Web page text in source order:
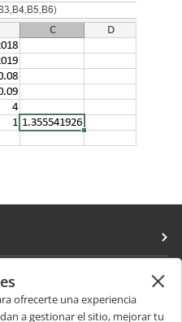
ofrecerte una experiencia
a gestionar el sitio, mejorar tu